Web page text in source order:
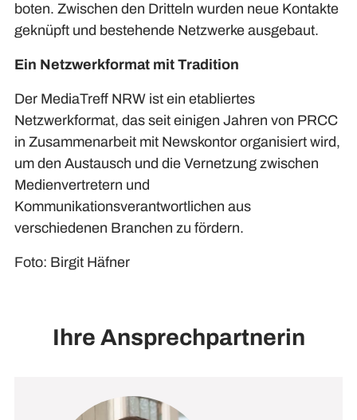
boten. Zwischen den Dritteln wurden neue Kontakte
geknüpft und bestehende Netzwerke ausgebaut.
Ein Netzwerkformat mit Tradition
Der MediaTreff NRW ist ein etabliertes
Netzwerkformat, das seit einigen Jahren von PRCC
in Zusammenarbeit mit Newskontor organisiert wird,
um den Austausch und die Vernetzung zwischen
Medienvertretern und
Kommunikationsverantwortlichen aus
verschiedenen Branchen zu fördern.
Foto: Birgit Häfner
Ihre Ansprechpartnerin